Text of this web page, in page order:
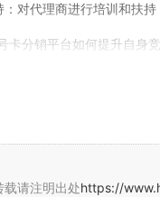
对代理商进行培训和扶
卡分销平台如何提升自身
打造专业的团队，不断
加强品牌宣传和推广，
载请注明出处https://